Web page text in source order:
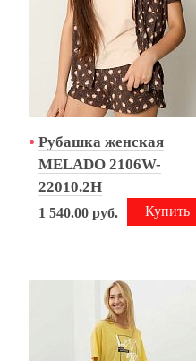
Рубашка женская
MELADO 2106W-
22010.2H
Купить
1 540.00 руб.